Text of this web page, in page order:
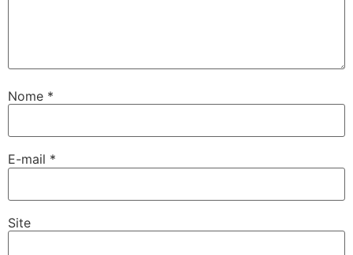
Nome *
E-mail *
Site